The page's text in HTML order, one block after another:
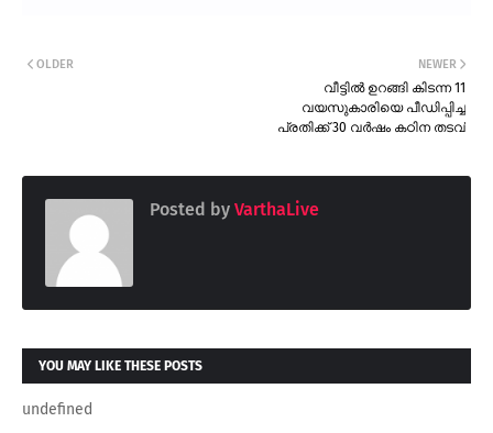
NEWER
വീട്ടിൽ ഉറങ്ങി കിടന്ന 11
വയസുകാരിയെ പീഡിപ്പിച്ച
പ്രതിക്ക് 30 വർഷം കഠിന തടവ്
OLDER
Posted by VarthaLive
YOU MAY LIKE THESE POSTS
undefined